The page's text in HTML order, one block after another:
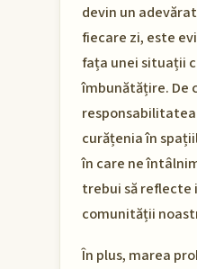
devin un
fiecare zi, este
fața unei situații
îmbunătățire. De
curățenia în
în care ne
trebui să
comunității
În plus, marea